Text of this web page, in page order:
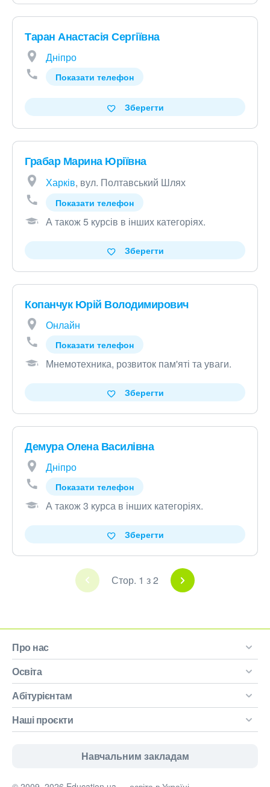
Таран Анастасія Сергіївна
Дніпро
Показати телефон
Зберегти
Грабар Марина Юріївна
Харків, вул. Полтавський Шлях
Показати телефон
А також 5 курсів в інших категоріях.
Зберегти
Копанчук Юрій Володимирович
Онлайн
Показати телефон
Мнемотехника, розвиток пам'яті та уваги.
Зберегти
Демура Олена Василівна
Дніпро
Показати телефон
А також 3 курса в інших категоріях.
Зберегти
Стор. 1 з 2
Про нас
Освіта
Абітурієнтам
Наші проєкти
Навчальним закладам